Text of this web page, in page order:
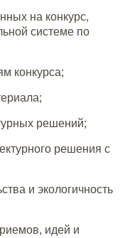
на конкурс,
системе по
конкурса;
решений;
решения с
и экологичность
идей и